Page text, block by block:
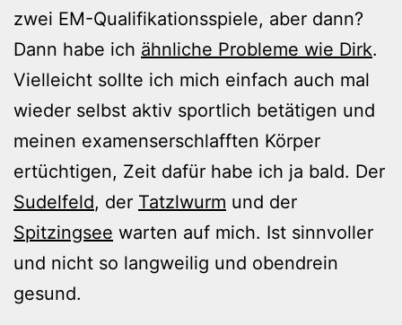
zwei EM-Qualifikationsspiele, aber dann?
Dann habe ich ähnliche Probleme wie Dirk.
Vielleicht sollte ich mich einfach auch mal
wieder selbst aktiv sportlich betätigen und
meinen examenserschlafften Körper
ertüchtigen, Zeit dafür habe ich ja bald. Der
Sudelfeld, der Tatzlwurm und der
Spitzingsee warten auf mich. Ist sinnvoller
und nicht so langweilig und obendrein
gesund.